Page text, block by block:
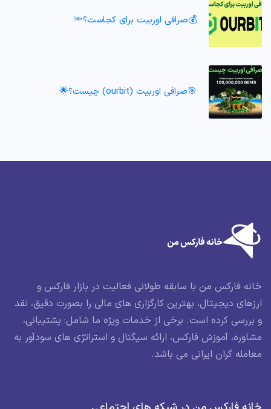
💰صرافی اوربیت برای کجاست؟🔦
🎯صرافی اوربیت (ourbit) چیست؟🌟
خانه فارکس من با سابقه طولانی فعالیت در بازار فارکس و
ارزهای دیجیتال، بهترین کارگزاری های مالی را بصورت دقیق، نقد
و بررسی کرده است. برخی از خدمات ویژه ما شامل: پشتیبانی،
مشاوره، آموزش فارکس، ارائه سیگنال و استراتژی های سودآور به
معامله گران ایرانی می باشد.